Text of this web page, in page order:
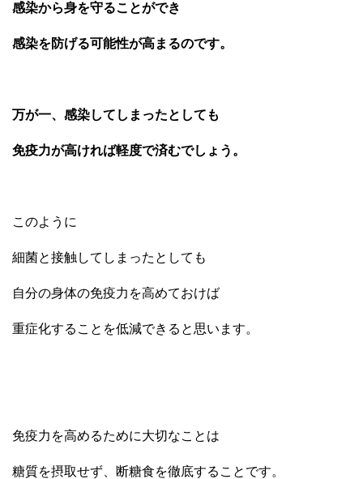
感染から身を守ることができ
感染を防げる可能性が高まるのです。
万が一、感染してしまったとしても
免疫力が高ければ軽度で済むでしょう。
このように
細菌と接触してしまったとしても
自分の身体の免疫力を高めておけば
重症化することを低減できると思います。
免疫力を高めるために大切なことは
糖質を摂取せず、断糖食を徹底することです。